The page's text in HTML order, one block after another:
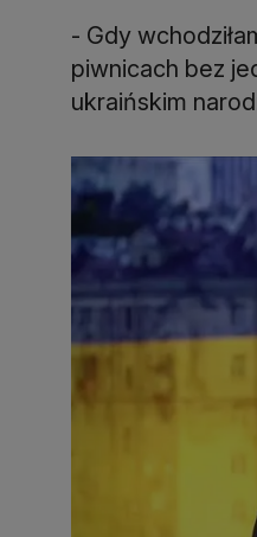
- Gdy
piwnicach bez
ukraińskim